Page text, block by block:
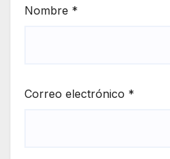
Nombre *
Correo electrónico *